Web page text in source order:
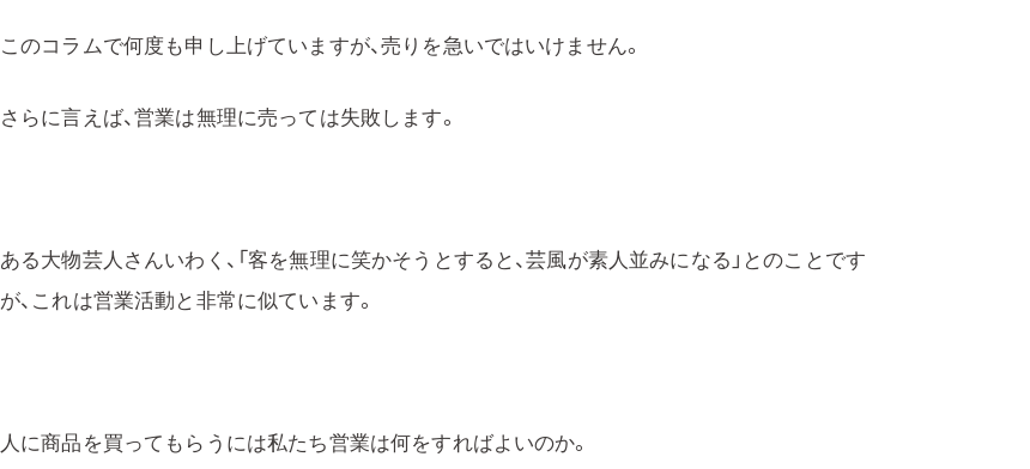
このコラムで何度も申し上げていますが、売りを急いではいけません。
さらに言えば、営業は無理に売っては失敗します。
ある大物芸人さんいわく、「客を無理に笑かそうとすると、芸風が素人並みになる」とのことです
が、これは営業活動と非常に似ています。
人に商品を買ってもらうには私たち営業は何をすればよいのか。